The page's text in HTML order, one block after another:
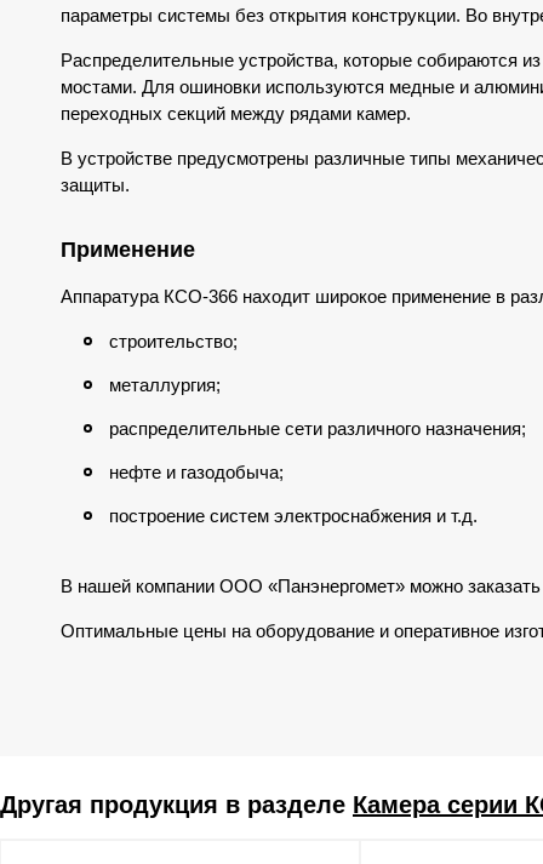
параметры системы без открытия конструкции. Во
Распределительные устройства, которые собираются
мостами. Для ошиновки используются медные и
переходных секций между рядами камер.
В устройстве предусмотрены различные типы
защиты.
Применение
Аппаратура КСО-366 находит широкое применение в
строительство;
металлургия;
распределительные сети различного назначения;
нефте и газодобыча;
построение систем электроснабжения и т.д.
В нашей компании ООО «Панэнергомет» можно
Оптимальные цены на оборудование и оперативное
Другая продукция в разделе Камера серии